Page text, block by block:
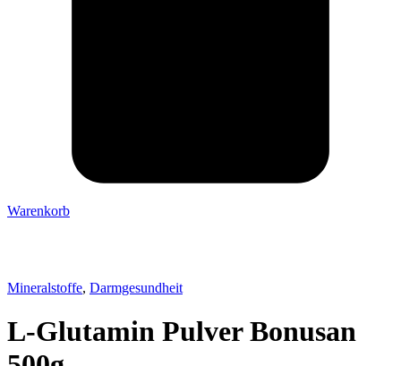
Warenkorb
Mineralstoffe, Darmgesundheit
L-Glutamin Pulver Bonusan